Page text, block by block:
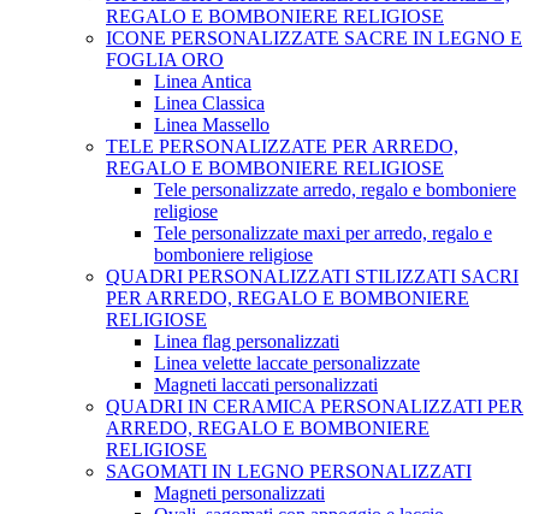
REGALO E BOMBONIERE RELIGIOSE
ICONE PERSONALIZZATE SACRE IN LEGNO E
FOGLIA ORO
Linea Antica
Linea Classica
Linea Massello
TELE PERSONALIZZATE PER ARREDO,
REGALO E BOMBONIERE RELIGIOSE
Tele personalizzate arredo, regalo e bomboniere
religiose
Tele personalizzate maxi per arredo, regalo e
bomboniere religiose
QUADRI PERSONALIZZATI STILIZZATI SACRI
PER ARREDO, REGALO E BOMBONIERE
RELIGIOSE
Linea flag personalizzati
Linea velette laccate personalizzate
Magneti laccati personalizzati
QUADRI IN CERAMICA PERSONALIZZATI PER
ARREDO, REGALO E BOMBONIERE
RELIGIOSE
SAGOMATI IN LEGNO PERSONALIZZATI
Magneti personalizzati